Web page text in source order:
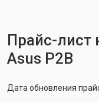
Прайс-лист
Asus P2B
Дата обновления